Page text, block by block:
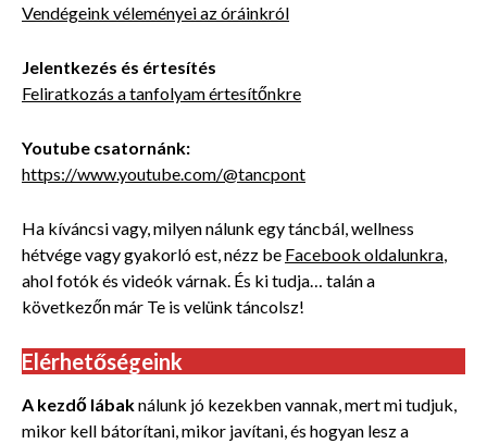
Vendégeink véleményei az óráinkról
Jelentkezés és értesítés
Feliratkozás a tanfolyam értesítőnkre
Youtube csatornánk:
https://www.youtube.com/@tancpont
Ha kíváncsi vagy, milyen nálunk egy táncbál, wellness
hétvége vagy gyakorló est, nézz be Facebook oldalunkra
ahol fotók és videók várnak. És ki tudja… talán a
következőn már Te is velünk táncolsz!
Elérhetőségeink
A kezdő lábaknálunk jó kezekben vannak, mert mi tudjuk,
mikor kell bátorítani, mikor javítani, és hogyan lesz a